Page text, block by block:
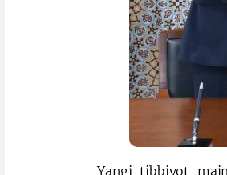
Yangi tibbiyot